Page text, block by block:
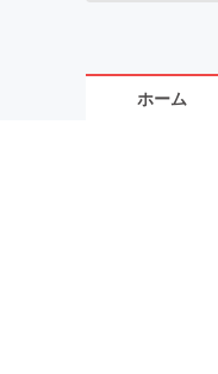
ホーム